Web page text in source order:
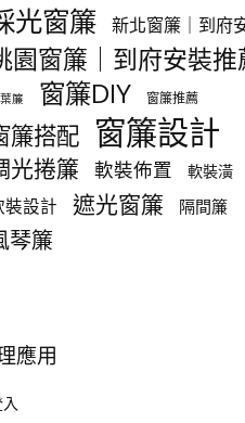
光窗簾 新北窗簾｜到府
園窗簾｜到府安裝推
簾 窗簾DIY 窗簾推薦
簾搭配 窗簾設計
光捲簾 軟裝佈置 軟裝潢
裝設計 遮光窗簾 隔間簾
琴簾
應用